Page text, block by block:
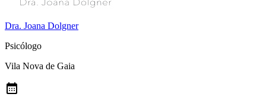
Dra. Joana Dolgner
Psicólogo
Vila Nova de Gaia